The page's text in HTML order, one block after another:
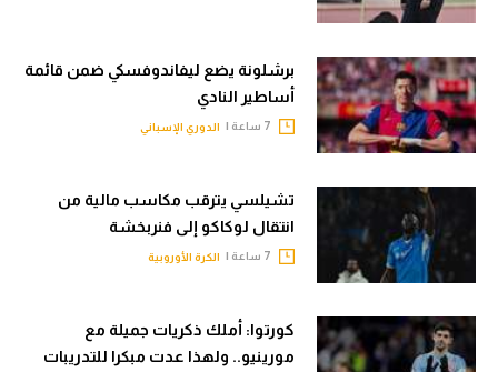
برشلونة يضع ليفاندوفسكي ضمن قائمة
أساطير النادي
الدوري الإسباني
تشيلسي يترقب مكاسب مالية من
انتقال لوكاكو إلى فنربخشة
الكرة الأوروبية
كورتوا: أملك ذكريات جميلة مع
مورينيو.. ولهذا عدت مبكرا للتدريبات